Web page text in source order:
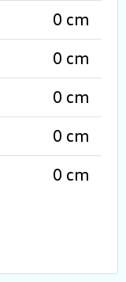
0 cm
0 cm
0 cm
0 cm
0 cm